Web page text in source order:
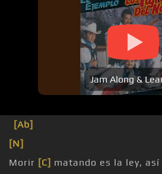
Jam Along &
[Ab]
[N]
Morir [C] matando es la ley, así